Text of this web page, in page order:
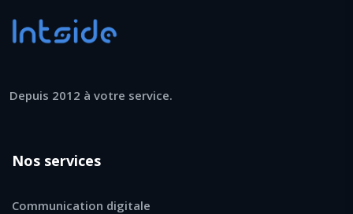
Depuis 2012 à votre service.
Nos services
Communication digitale